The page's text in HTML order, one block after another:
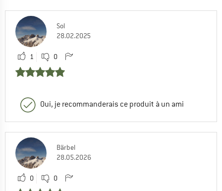
Sol
28.02.2025
1 0
Oui, je recommanderais ce produit à un ami
Bärbel
28.05.2026
0 0